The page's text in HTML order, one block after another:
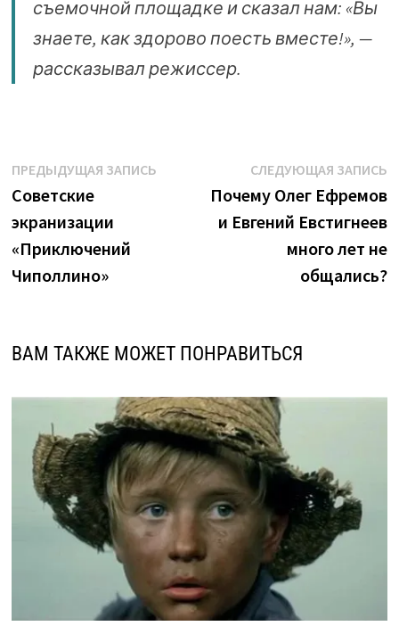
съемочной площадке и сказал нам: «Вы
знаете, как здорово поесть вместе!», —
рассказывал режиссер.
Навигация
по
записям
ПРЕДЫДУЩАЯ ЗАПИСЬПредыдущая
запись:
Советские
экранизации
«Приключений
Чиполлино»
СЛЕДУЮЩАЯ ЗАПИСЬ
Почему Олег Ефремов
и Евгений Евстигнеев
много лет не
общались?
ВАМ ТАКЖЕ МОЖЕТ ПОНРАВИТЬСЯ